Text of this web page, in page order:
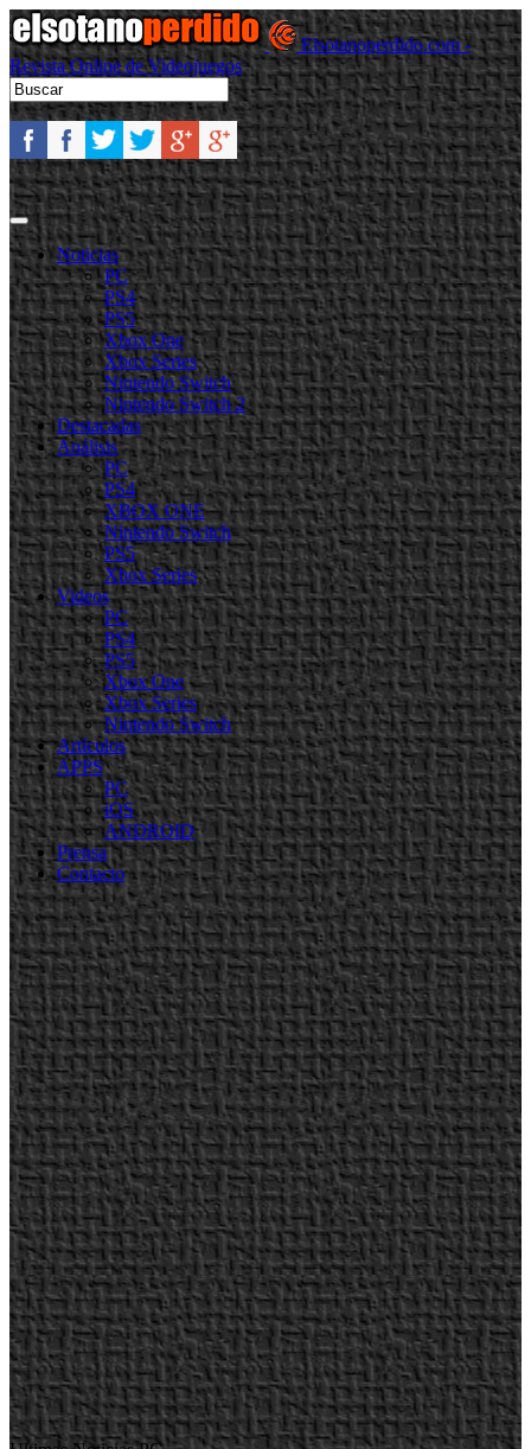
Elsotanoperdido.com -
Revista Online de Videojuegos
Noticias
PC
PS4
PS5
Xbox One
Xbox Series
Nintendo Switch
Nintendo Switch 2
Destacadas
Análisis
PC
PS4
XBOX ONE
Nintendo Switch
PS5
Xbox Series
Videos
PC
PS4
PS5
Xbox One
Xbox Series
Nintendo Switch
Artículos
APPS
PC
iOS
ANDROID
Prensa
Contacto